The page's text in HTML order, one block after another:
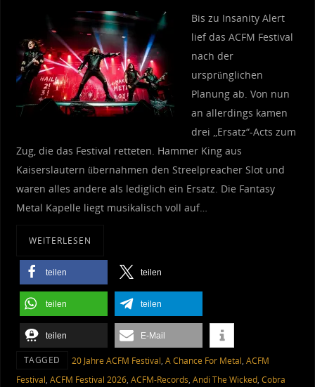
Bis zu Insanity Alert
lief das ACFM Festival
nach der
ursprünglichen
Planung ab. Von nun
an allerdings kamen
drei „Ersatz“-Acts zum
Zug, die das Festival retteten. Hammer King aus
Kaiserslautern übernahmen den Streelpreacher Slot und
waren alles andere als lediglich ein Ersatz. Die Fantasy
Metal Kapelle liegt musikalisch voll auf…
WEITERLESEN
teilen teilen
teilen teilen
teilen E-Mail
TAGGED 20 Jahre ACFM Festival, A Chance For Metal, ACFM
Festival, ACFM Festival 2026, ACFM-Records, Andi The Wicked, Cobra